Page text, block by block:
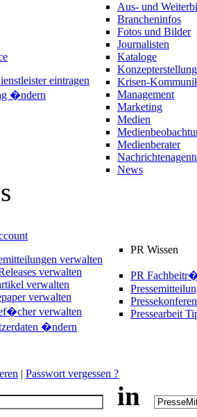
eintragen
�ndern
Aus- und
Brancheninfos
Fotos und Bilder
Journalisten
Kataloge
Konzepterstellung
Krisen-
Management
Marketing
Medien
Medienberater
News
verwalten
verwalten
verwalten
verwalten
verwalten
�ndern
PR Wissen
PR
Pressearbeit
| Passwort vergessen ?
in